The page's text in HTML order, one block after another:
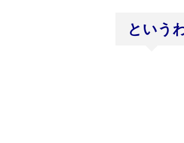
という